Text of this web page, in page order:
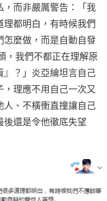
，而非嚴厲警告：「我
都明白，有時候我們
怎麼做，而是自動自發
，我們不都正在理解原
』？」炎亞綸坦言自己
理應不用自己一次又
人、不橫衝直撞讓自己
後還是令他徹底失望